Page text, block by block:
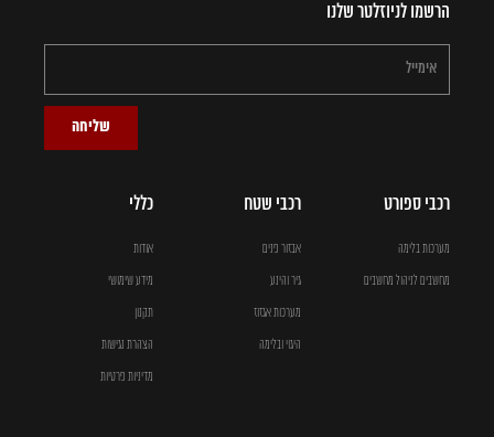
הרשמו לניוזלטר שלנו
שליחה
רכבי ספורט
מערכות בלימה
מחשבים לניהול מחשבים
רכבי שטח
אבזור פנים
גיר והינע
מערכות אגזוז
היגוי ובלימה
כללי
אודות
מידע שימושי
תקנון
הצהרת נגישות
מדיניות פרטיות